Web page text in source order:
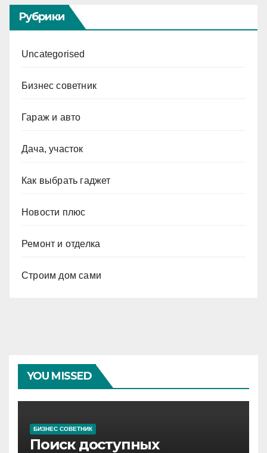
Рубрики
Uncategorised
Бизнес советник
Гараж и авто
Дача, участок
Как выбрать гаджет
Новости плюс
Ремонт и отделка
Строим дом сами
YOU MISSED
БИЗНЕС СОВЕТНИК
Поиск доступных